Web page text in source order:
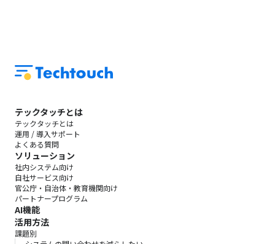
テックタッチとは
テックタッチとは
運用 / 導入サポート
よくある質問
ソリューション
社内システム向け
自社サービス向け
官公庁・自治体・教育機関向け
パートナープログラム
AI機能
活用方法
課題別